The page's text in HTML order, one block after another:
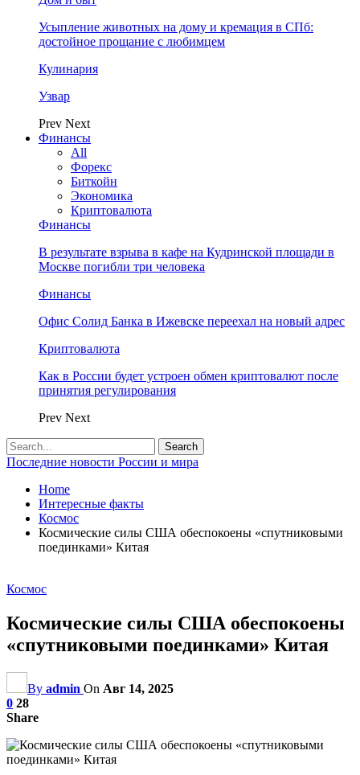
Усыпление животных на дому и кремация в СПб:
достойное прощание с любимцем
Кулинария
Узвар
Prev Next
Финансы
All
Форекс
Биткойн
Экономика
Криптовалюта
Финансы
В результате взрыва в кафе на Кудринской площади в
Москве погибли три человека
Финансы
Офис Солид Банка в Ижевске переехал на новый адрес
Криптовалюта
Как в России будет устроен обмен криптовалют после
принятия регулирования
Prev Next
Последние новости России и мира
Home
Интересные факты
Космос
Космические силы США обеспокоены «спутниковыми
поединками» Китая
Космос
Космические силы США обеспокоены
«спутниковыми поединками» Китая
By admin On Авг 14, 2025
0 28
Share